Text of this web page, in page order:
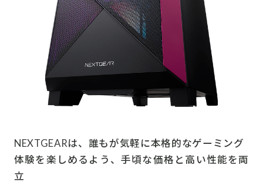
NEXTGEARは、誰もが気軽に本格的なゲーミング
体験を楽しめるよう、手頃な価格と高い性能を両
立